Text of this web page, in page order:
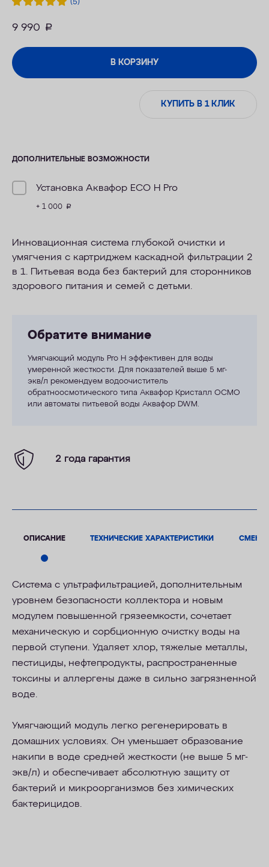
(5)
9 990 руб.
В КОРЗИНУ
КУПИТЬ В 1 КЛИК
ДОПОЛНИТЕЛЬНЫЕ ВОЗМОЖНОСТИ
Установка Аквафор ECO H Pro
+ 1 000 руб.
Инновационная система глубокой очистки и
умягчения с картриджем каскадной фильтрации 2
в 1. Питьевая вода без бактерий для сторонников
здорового питания и семей с детьми.
Обратите внимание
Умягчающий модуль Pro H эффективен для воды
умеренной жесткости. Для показателей выше 5 мг-
экв/л рекомендуем водоочиститель
обратноосмотического типа Аквафор Кристалл ОСМО
или автоматы питьевой воды Аквафор DWM.
2 года гарантия
ОПИСАНИЕ ТЕХНИЧЕСКИЕ ХАРАКТЕРИСТИКИ
Cистема с ультрафильтрацией, дополнительным
уровнем безопасности коллектора и новым
модулем повышенной грязеемкости, сочетает
механическую и сорбционную очистку воды на
первой ступени. Удаляет хлор, тяжелые металлы,
пестициды, нефтепродукты, распространенные
токсины и аллергены даже в сильно загрязненной
воде.
Умягчающий модуль легко регенерировать в
домашних условиях. Он уменьшает образование
накипи в воде средней жесткости (не выше 5 мг-
экв/л) и обеспечивает абсолютную защиту от
бактерий и микроорганизмов без химических
бактерицидов.